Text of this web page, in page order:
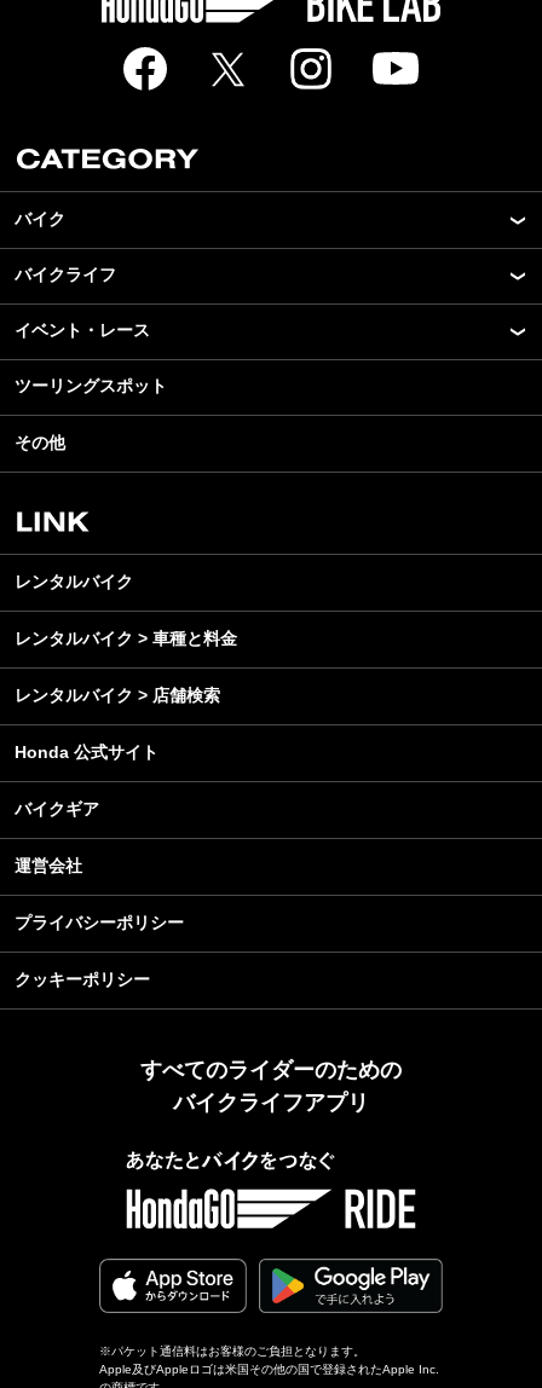
バイク
New Model Show
モデル情報
カスタマイズパーツ
テクノロジー
名車・旧車
ビジネス
バイクライフ
アプリ
ライディングギア
ツーリング
アウトドア
レンタルバイク
イベント・レース
モータースポーツ
イベント
スクール・レッスン
ツーリングスポット
その他
レンタルバイク
レンタルバイク > 車種と料金
レンタルバイク > 店舗検索
Honda 公式サイト
バイクギア
運営会社
プライバシーポリシー
クッキーポリシー
すべてのライダーのための
バイクライフアプリ
※パケット通信料はお客様のご負担となります。
Apple及びAppleロゴは米国その他の国で登録されたApple Inc.